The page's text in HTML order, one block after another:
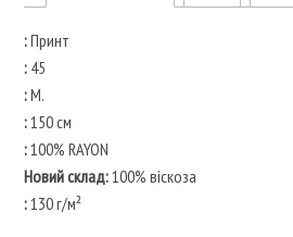
:Принт
:45
:М.
:150 см
:100% RAYON
Новий склад:100% віскоза
:130 г/м²